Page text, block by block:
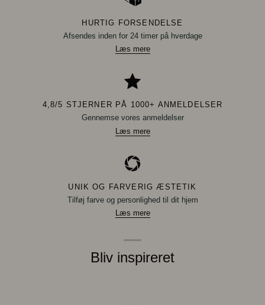
HURTIG FORSENDELSE
Afsendes inden for 24 timer på hverdage
Læs mere
4,8/5 STJERNER PÅ 1000+ ANMELDELSER
Gennemse vores anmeldelser
Læs mere
UNIK OG FARVERIG ÆSTETIK
Tilføj farve og personlighed til dit hjem
Læs mere
Bliv inspireret